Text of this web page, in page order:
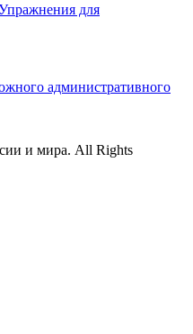
для
административного
и мира. All Rights